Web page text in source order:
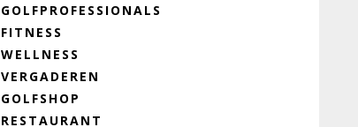
GOLFPROFESSIONALS
FITNESS
WELLNESS
VERGADEREN
GOLFSHOP
RESTAURANT